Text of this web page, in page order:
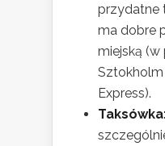
przydatne
ma dobre
miejską (w
Express).